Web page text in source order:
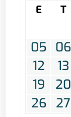
E T
05 06
12
13
19
20
26
27